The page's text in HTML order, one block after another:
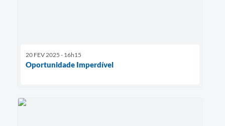
20 FEV 2025 - 16h15
Oportunidade Imperdível